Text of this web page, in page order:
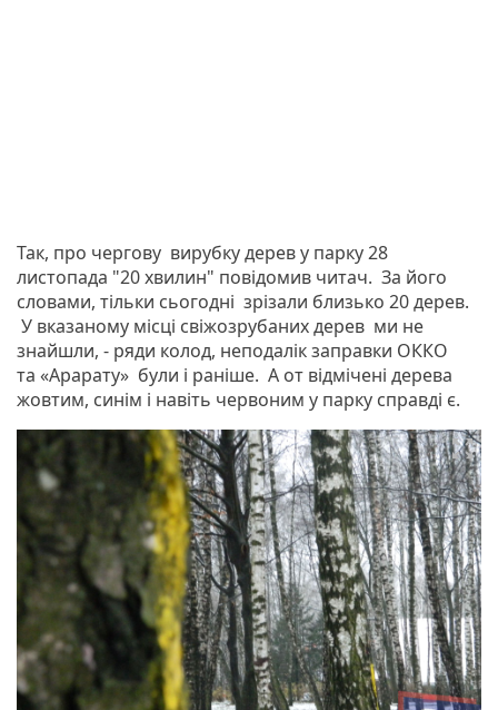
Так, про чергову вирубку дерев у парку 28
листопада "20 хвилин" повідомив читач. За його
словами, тільки сьогодні зрізали близько 20 дерев.
У вказаному місці свіжозрубаних дерев ми не
знайшли, - ряди колод, неподалік заправки ОККО
та «Арарату» були і раніше. А от відмічені дерева
жовтим, синім і навіть червоним у парку справді є.
